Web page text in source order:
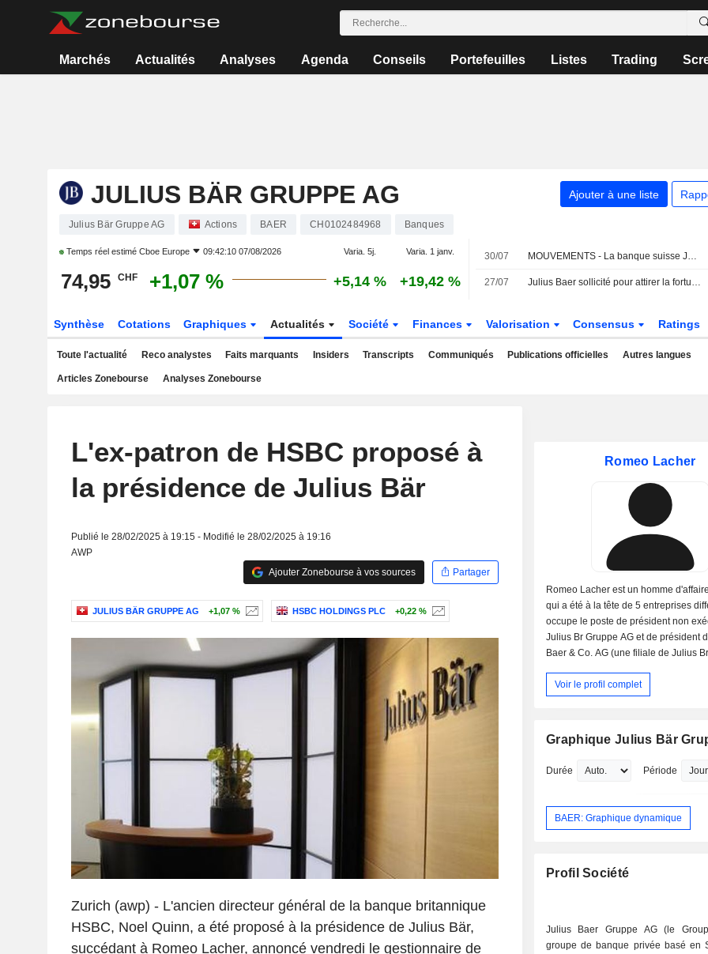
Marchés Actualités Analyses Agenda Conseils Portefeuilles Listes Trading
JULIUS BÄR GRUPPE AG Ajouter à une liste
Julius Bär Gruppe AG Actions BAER CH0102484968 Banques
Temps réel estimé Cboe Europe 09:42:10 07/08/2026 Varia. 5j. Varia. 1 janv.
74,95 CHF +1,07 % +5,14 % +19,42 %
30/07 MOUVEMENTS - La banque suisse Julius Baer nomme Nira Tanoko pour piloter sa croissance en Asie du Sud-Est
27/07 Julius Baer sollicité pour attirer la fortune privée mondiale à Dubaï
Synthèse Cotations Graphiques Actualités Société Finances Valorisation Consensus Ratings
Toute l'actualité Reco analystes Faits marquants Insiders Transcripts Communiqués Publications officielles Autres langues
Articles Zonebourse Analyses Zonebourse
L'ex-patron de HSBC proposé à
la présidence de Julius Bär
Publié le 28/02/2025 à 19:15 - Modifié le 28/02/2025 à 19:16
AWP
Ajouter Zonebourse à vos sources
Partager
JULIUS BÄR GRUPPE AG +1,07 % HSBC HOLDINGS PLC +0,22 %
Zurich (awp) - L'ancien directeur général de la banque britannique
HSBC, Noel Quinn, a été proposé à la présidence de Julius Bär,
succédant à Romeo Lacher, annoncé vendredi le gestionnaire de
Romeo Lacher
Romeo Lacher est un homme
qui a été à la tête de 5 entreprises
occupe le poste de président non
Julius Br Gruppe AG et de président
Baer & Co. AG (une filiale de Julius
d'administration du Swiss Finance
de surveillance de SIX Group AG, de
du Crdit Suisse (Luxembourg) SA, de
de Fides Treasury Services AG, de
Lacher a obtenu un doctorat et un
Voir le profil complet
Graphique Julius Bär
Durée Période
BAER: Graphique dynamique
Profil Société
Julius Baer Gruppe AG (le
groupe de banque privée basé en